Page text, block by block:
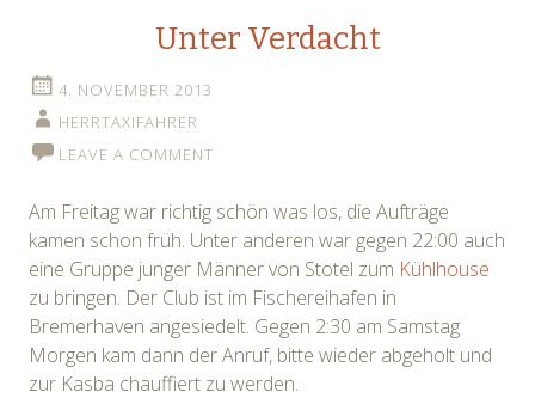
Unter Verdacht
4. NOVEMBER 2013
HERRTAXIFAHRER
LEAVE A COMMENT
Am Freitag war richtig schön was los, die Aufträge
kamen schon früh. Unter anderen war gegen 22:00 auch
eine Gruppe junger Männer von Stotel zum Kühlhouse
zu bringen. Der Club ist im Fischereihafen in
Bremerhaven angesiedelt. Gegen 2:30 am Samstag
Morgen kam dann der Anruf, bitte wieder abgeholt und
zur Kasba chauffiert zu werden.